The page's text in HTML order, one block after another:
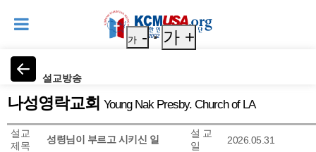
설교방송
가 - 가 +
나성영락교회 Young Nak Presby. Church of LA
설교
제목
성령님이 부르고 시키신 일
설 교
일
2026.05.31